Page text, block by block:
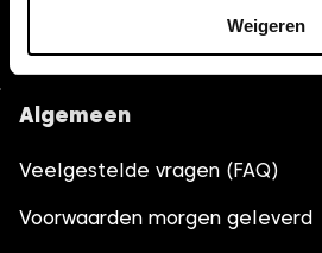
Weigeren
Algemeen
Veelgestelde vragen (FAQ)
Voorwaarden morgen geleverd